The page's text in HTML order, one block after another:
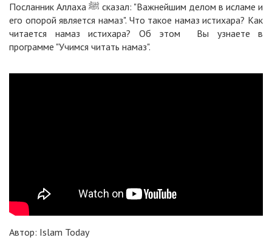
Посланник Аллаха ﷺ сказал: "Важнейшим делом в исламе и
его опорой является намаз". Что такое намаз истихара? Как
читается намаз истихара? Об этом Вы узнаете в
программе "Учимся читать намаз".
Автор: Islam Today